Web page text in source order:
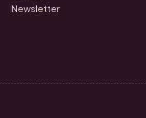
Newsletter